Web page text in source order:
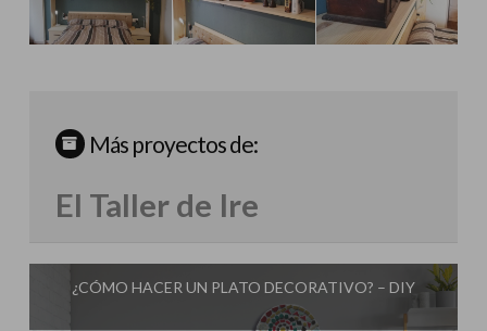
Más proyectos de:
El Taller de Ire
¿CÓMO HACER UN PLATO DECORATIVO? – DIY